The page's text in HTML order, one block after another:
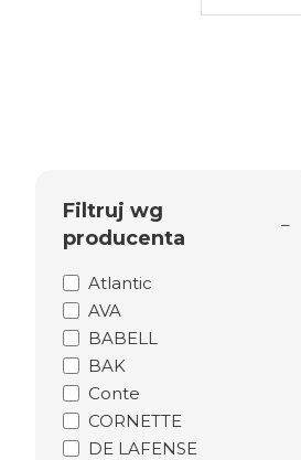
Filtruj wg
producenta
Atlantic
AVA
BABELL
BAK
Conte
CORNETTE
DE LAFENSE